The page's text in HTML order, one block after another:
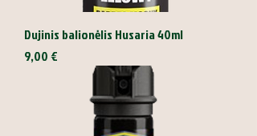
Dujinis balionėlis Husaria 40ml
Kaina
9,00 €